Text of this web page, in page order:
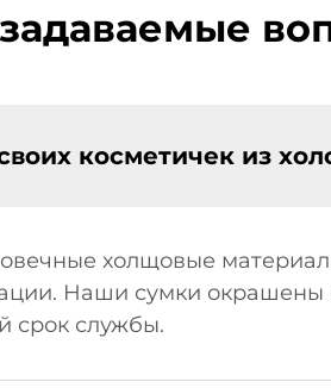
косметичек из
холщовые
Наши сумки окрашены
срок службы.